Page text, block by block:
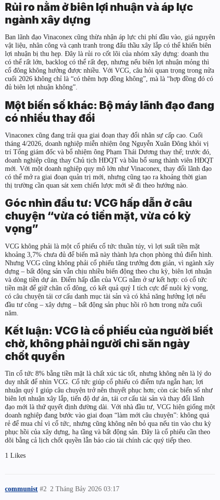
Rủi ro nằm ở biên lợi nhuận và áp lực
ngành xây dựng
Ban lãnh đạo Vinaconex cũng thừa nhận áp lực chi phí đầu vào, giá nguyên
vật liệu, nhân công và cạnh tranh trong đấu thầu xây lắp có thể khiến biên
lợi nhuận bị thu hẹp. Đây là rủi ro cốt lõi của nhóm xây dựng: doanh thu
có thể rất lớn, backlog có thể rất đẹp, nhưng nếu biên lợi nhuận mỏng thì
cổ đông không hưởng được nhiều. Với VCG, câu hỏi quan trọng trong nửa
cuối 2026 không chỉ là “có thêm hợp đồng không”, mà là “hợp đồng đó có
đủ biên lợi nhuận không”.
Một biến số khác: Bộ máy lãnh đạo đang
có nhiều thay đổi
Vinaconex cũng đang trải qua giai đoạn thay đổi nhân sự cấp cao. Cuối
tháng 4/2026, doanh nghiệp miễn nhiệm ông Nguyễn Xuân Đông khỏi vị
trí Tổng giám đốc và bổ nhiệm ông Phạm Thái Dương thay thế; trước đó,
doanh nghiệp cũng thay Chủ tịch HĐQT và bầu bổ sung thành viên HĐQT
mới. Với một doanh nghiệp quy mô lớn như Vinaconex, thay đổi lãnh đạo
có thể mở ra giai đoạn quản trị mới, nhưng cũng tạo ra khoảng thời gian
thị trường cần quan sát xem chiến lược mới sẽ đi theo hướng nào.
Góc nhìn đầu tư: VCG hấp dẫn ở câu
chuyện “vừa có tiền mặt, vừa có kỳ
vọng”
VCG không phải là một cổ phiếu cổ tức thuần túy, vì lợi suất tiền mặt
khoảng 3,7% chưa đủ để biến mã này thành lựa chọn phòng thủ điển hình.
Nhưng VCG cũng không phải cổ phiếu tăng trưởng đơn giản, vì ngành xây
dựng – bất động sản vẫn chịu nhiều biến động theo chu kỳ, biên lợi nhuận
và dòng tiền dự án. Điểm hấp dẫn của VCG nằm ở sự kết hợp: có cổ tức
tiền mặt để giữ chân cổ đông, có kết quả quý I tích cực để nuôi kỳ vọng,
có câu chuyện tái cơ cấu danh mục tài sản và có khả năng hưởng lợi nếu
đầu tư công – xây dựng – bất động sản phục hồi rõ hơn trong nửa cuối
năm.
Kết luận: VCG là cổ phiếu của người biết
chờ, không phải người chỉ săn ngày
chốt quyền
Tin cổ tức 8% bằng tiền mặt là chất xúc tác tốt, nhưng không nên là lý do
duy nhất để nhìn VCG. Cổ tức giúp cổ phiếu có điểm tựa ngắn hạn; lợi
nhuận quý I giúp câu chuyện trở nên thuyết phục hơn; còn các biến số như
biên lợi nhuận xây lắp, tiến độ dự án, tái cơ cấu tài sản và thay đổi lãnh
đạo mới là thứ quyết định đường dài. Với nhà đầu tư, VCG hiện giống một
doanh nghiệp đang bước vào giai đoạn “làm mới câu chuyện”: không quá
rẻ để mua chỉ vì cổ tức, nhưng cũng không nên bỏ qua nếu tin vào chu kỳ
phục hồi của xây dựng, hạ tầng và bất động sản. Đây là cổ phiếu cần theo
dõi bằng cả lịch chốt quyền lẫn báo cáo tài chính các quý tiếp theo.
1 Likes
communist 2 Tháng Bảy 2026 03:17
#2